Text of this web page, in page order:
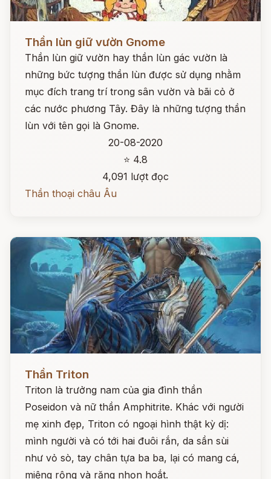
Đọc ngay
Thần lùn giữ vườn Gnome
Thần lùn giữ vườn hay thần lùn gác vườn là
những bức tượng thần lùn được sử dụng nhằm
mục đích trang trí trong sân vườn và bãi cỏ ở
các nước phương Tây. Đây là những tượng thần
lùn với tên gọi là Gnome.
20-08-2020
⭐ 4.8
4,091 lượt đọc
Thần thoại châu Âu
Đọc ngay
Thần Triton
Triton là trưởng nam của gia đình thần
Poseidon và nữ thần Amphitrite. Khác với người
mẹ xinh đẹp, Triton có ngoại hình thật kỳ dị:
mình người và có tới hai đuôi rắn, da sần sùi
như vỏ sò, tay chân tựa ba ba, lại có mang cá,
miệng rộng và răng nhọn hoắt.